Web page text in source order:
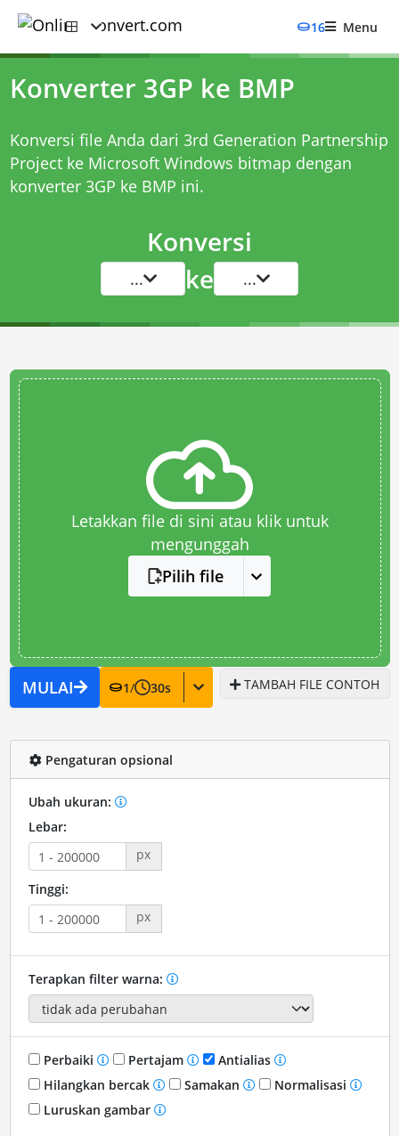
16 Menu
Konverter 3GP ke BMP
Konversi file Anda dari 3rd Generation Partnership
Project ke Microsoft Windows bitmap dengan
konverter 3GP ke BMP ini.
Konversi
... ke ...
Letakkan file di sini atau klik untuk
mengunggah
Pilih file
MULAI 1/ 30s TAMBAH FILE CONTOH
Pengaturan opsional
Ubah ukuran:
Lebar:
px
Tinggi:
px
Terapkan filter warna:
Perbaiki Pertajam
Antialias
Hilangkan bercak
Samakan
Normalisasi
Luruskan gambar